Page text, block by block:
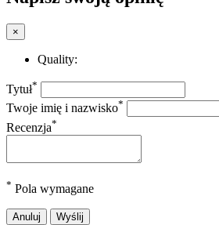
×
Quality:
Tytuł*
Twoje imię i nazwisko*
Recenzja*
* Pola wymagane
Anuluj Wyślij